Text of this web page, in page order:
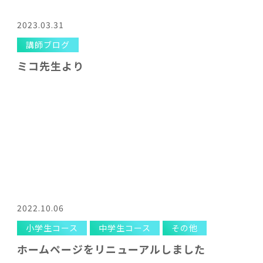
2023.03.31
講師ブログ
ミコ先生より
2022.10.06
小学生コース
中学生コース その他
ホームページをリニューアルしました